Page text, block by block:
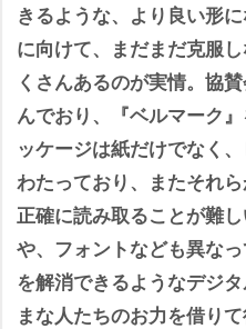
きるような、より良い形
に向けて、まだまだ克服
くさんあるのが実情。協
んでおり、『ベルマーク
ッケージは紙だけでなく
わたっており、またそれら
正確に読み取ることが難
、フォントなども異なっ
を解消できるようなデジ
まな人たちのお力を借り